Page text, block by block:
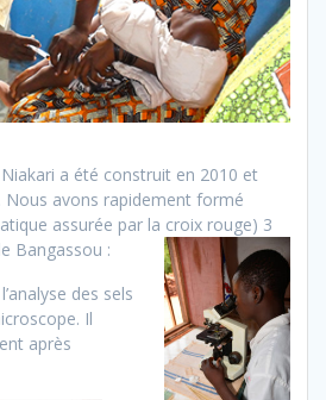
a été construit en 2010 et
Nous avons rapidement formé
assurée par la croix rouge) 3
Bangassou :
des sels
Il
après